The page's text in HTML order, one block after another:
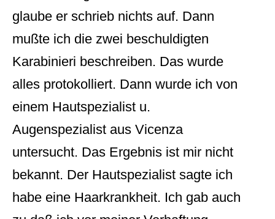
glaube er schrieb nichts auf. Dann
mußte ich die zwei beschuldigten
Karabinieri beschreiben. Das wurde
alles protokolliert. Dann wurde ich von
einem Hautspezialist u.
Augenspezialist aus Vicenza
untersucht. Das Ergebnis ist mir nicht
bekannt. Der Hautspezialist sagte ich
habe eine Haarkrankheit. Ich gab auch